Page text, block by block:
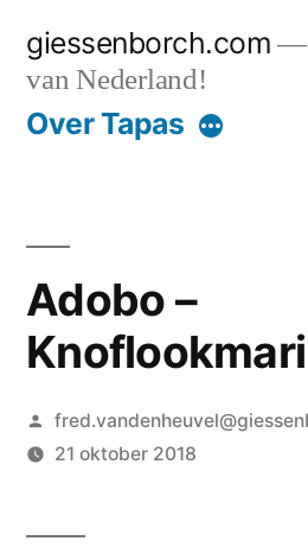
naar
giessenborch.com
van Nederland!
Over Tapas
Adobo –
Geplaatst
door
21 oktober 2018